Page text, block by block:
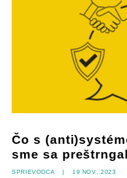
Čo s
sme sa
Sprievodca | 19 nov, 2023